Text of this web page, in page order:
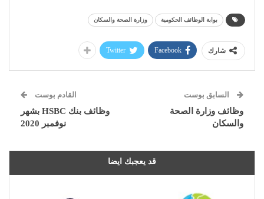
بوابة الوظائف الحكومية وزارة الصحة والسكان
شارك Facebook
Twitter
السابق بوست
وظائف وزارة الصحة
والسكان
القادم بوست
وظائف بنك HSBC بشهر
نوفمبر 2020
قد يعجبك ايضا